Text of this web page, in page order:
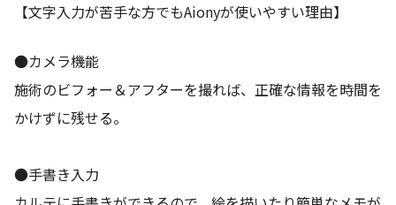
【文字入力が苦手な方でもAionyが使いやすい理由】
●カメラ機能
施術のビフォー＆アフターを撮れば、正確な情報を時間を
かけずに残せる。
●手書き入力